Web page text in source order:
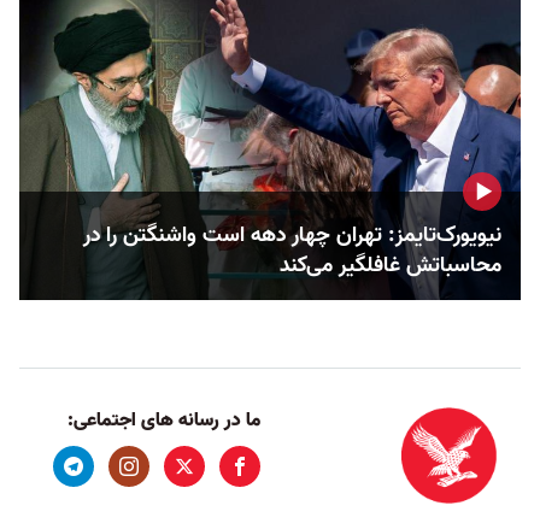
نیویورک‌تایمز: تهران چهار دهه است واشنگتن را در
محاسباتش غافلگیر می‌کند
ما در رسانه های اجتماعی: